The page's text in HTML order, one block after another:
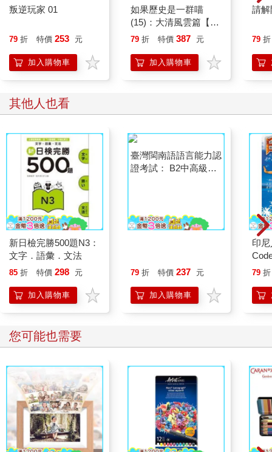
只要對內容感到疑惑，就會馬上出現怪物講師的提醒；剛學習到
的內容也可以在Quiz馬上確認；還有筆記整理讓學習者可以反覆
練習；還有各章節的Review Test和Preview，在多益奪高分的精
華都在這裡！
李侑智，28歲，上班族
多益閱讀的精華就是文法！
數就會毫無阻礙地扶搖直上。本書最大的優點就是文法理論比其
他書更加地簡潔明瞭，不論翻到哪頁，一眼就可以看到重點精
華。很幸運地有這個機會，可以釐清以前混淆不清的文法概念。
閔恩慶，28歲，中央大學，醫科專門研究所
分類清楚，馬上可以找到想要的部分！
和其他的多益書籍比起來，我最滿意這本書的地方是Part 5單句填
空和Part 6短文填空的地方，讓我能很快找到解答。練習實戰習題
時，遇到不懂的地方或是忘記文法時，可以像查字典般可以快速
地翻到要找的資料。
金煥錫，38歲，上班族
叛逆玩家 01
79 折 特價 253 元
加入購物車
如果歷史是一群喵
(15)：大清風雲篇【萌
貓漫畫學歷史】
79 折 特價 387 元
加入購物車
請解
79 折
其他人也看
新日檢完勝500題N3：
文字．語彙．文法
85 折 特價 298 元
加入購物車
題彙編
79 折 特價 237 元
加入購物車
印
79 折
您可能也需要